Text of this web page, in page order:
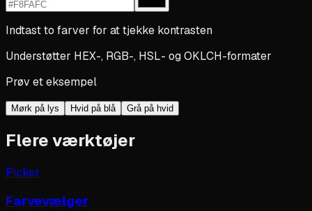
Indtast to farver for at tjekke kontrasten
Understøtter HEX-, RGB-, HSL- og OKLCH-formater
Prøv et eksempel
Mørk på lys Hvid på blå Grå på hvid
Flere værktøjer
Picker
Farvevælger